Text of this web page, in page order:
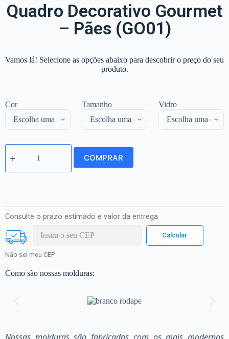
Quadro Decorativo Gourmet
– Pães (GO01)
Vamos lá! Selecione as opções abaixo para descobrir o preço do seu
produto.
Cor Tamanho Vidro
COMPRAR
Consulte o prazo estimado e valor da entrega
Não sei meu CEP
Como são nossas molduras: